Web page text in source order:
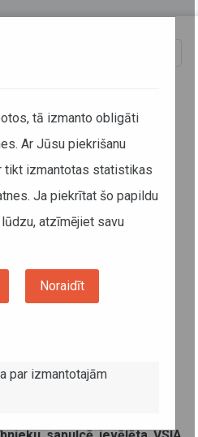
direkcija” jaunā
tā izmanto obligāti
Ar Jūsu piekrišanu
tikt izmantotas statistikas
Ja piekrītat šo papildu
atzīmējiet savu
Noraidīt
par izmantotajām